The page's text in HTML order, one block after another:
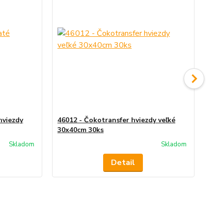
Skladom
46012 - Čokotransfer hviezdy veľké
30x40cm 30ks
Skladom
Detail